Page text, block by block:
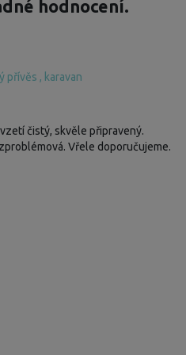
hodnocení.
přívěs , karavan
čistý, skvěle připravený.
Vřele doporučujeme.